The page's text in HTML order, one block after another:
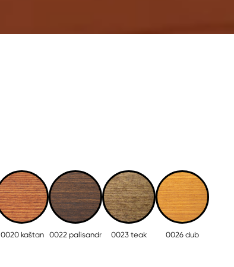
0020 kaštan 0022 palisandr 0023 teak 0026 dub